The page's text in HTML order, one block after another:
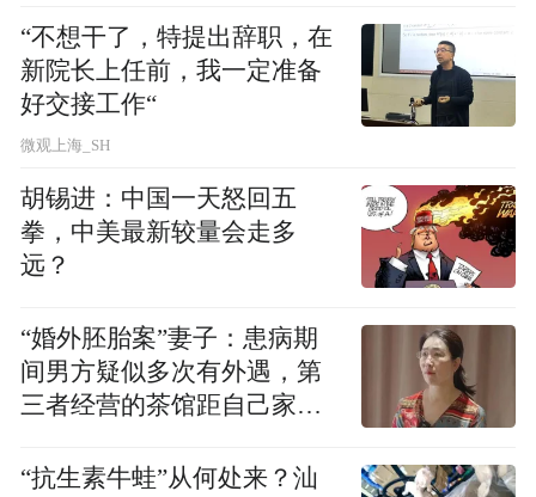
“不想干了，特提出辞职，在
新院长上任前，我一定准备
好交接工作“
微观上海_SH
胡锡进：中国一天怒回五
拳，中美最新较量会走多
远？
“婚外胚胎案”妻子：患病期
间男方疑似多次有外遇，第
三者经营的茶馆距自己家步
“抗生素牛蛙”从何处来？汕